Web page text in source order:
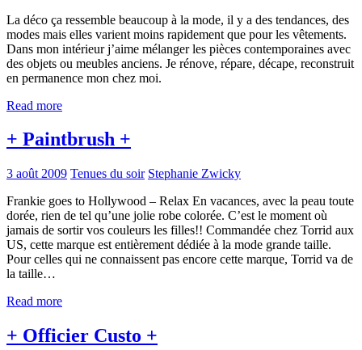
La déco ça ressemble beaucoup à la mode, il y a des tendances, des
modes mais elles varient moins rapidement que pour les vêtements.
Dans mon intérieur j’aime mélanger les pièces contemporaines avec
des objets ou meubles anciens. Je rénove, répare, décape, reconstruit
en permanence mon chez moi.
Read more
+ Paintbrush +
3 août 2009 Tenues du soir Stephanie Zwicky
Frankie goes to Hollywood – Relax En vacances, avec la peau toute
dorée, rien de tel qu’une jolie robe colorée. C’est le moment où
jamais de sortir vos couleurs les filles!! Commandée chez Torrid aux
US, cette marque est entièrement dédiée à la mode grande taille.
Pour celles qui ne connaissent pas encore cette marque, Torrid va de
la taille…
Read more
+ Officier Custo +